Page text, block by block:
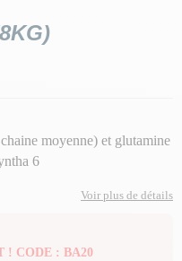
moyenne) et glutamine
6
Voir plus de détails
! CODE : BA20